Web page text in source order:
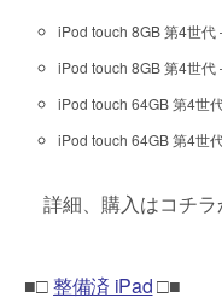
iPod touch 8GB 第4世
iPod touch 8GB 第4世
iPod touch 64GB 第4世
iPod touch 64GB 第4世
詳細、購入はコチ
■□整備済 iPad□■